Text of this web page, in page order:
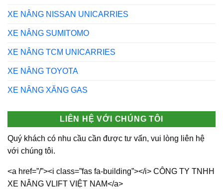
XE NÂNG NISSAN UNICARRIES
XE NÂNG SUMITOMO
XE NÂNG TCM UNICARRIES
XE NÂNG TOYOTA
XE NÂNG XĂNG GAS
LIÊN HỆ VỚI CHÚNG TÔI
Quý khách có nhu cầu cần được tư vấn, vui lòng liên hệ
với chúng tôi.
<a href=”/”><i class=”fas fa-building”></i> CÔNG TY TNHH
XE NÂNG VLIFT VIỆT NAM</a>